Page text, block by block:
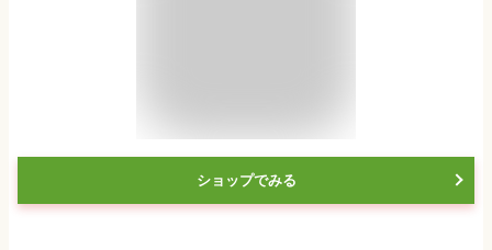
ショップでみる